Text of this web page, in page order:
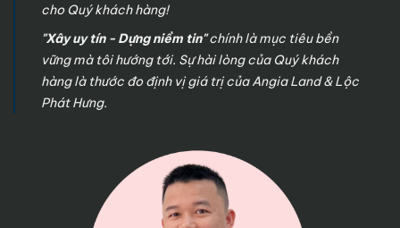
cho Quý khách hàng!
"Xây uy tín - Dựng niềm tin"chính là mục tiêu bền
vững mà tôi hướng tới. Sự hài lòng của Quý khách
hàng là thước đo định vị giá trị của Angia Land & Lộc
Phát Hưng.